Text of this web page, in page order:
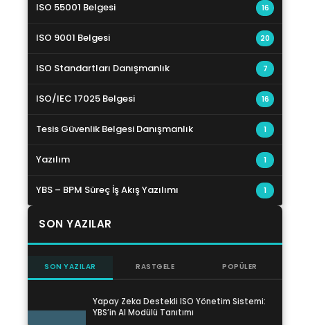
ISO 55001 Belgesi 16
ISO 9001 Belgesi 20
ISO Standartları Danışmanlık 7
ISO/IEC 17025 Belgesi 16
Tesis Güvenlik Belgesi Danışmanlık 1
Yazılım 1
YBS – BPM Süreç İş Akış Yazılımı 1
SON YAZILAR
SON YAZILAR RASTGELE POPÜLER
Yapay Zeka Destekli ISO Yönetim Sistemi:
YBS’in AI Modülü Tanıtımı